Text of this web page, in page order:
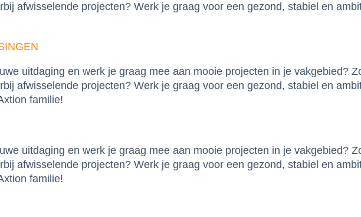
afwisselende projecten? Werk je graag voor een gezond, stabiel en
uitdaging en werk je graag mee aan mooie projecten in je vakgebied?
afwisselende projecten? Werk je graag voor een gezond, stabiel en
familie!
uitdaging en werk je graag mee aan mooie projecten in je vakgebied?
afwisselende projecten? Werk je graag voor een gezond, stabiel en
familie!